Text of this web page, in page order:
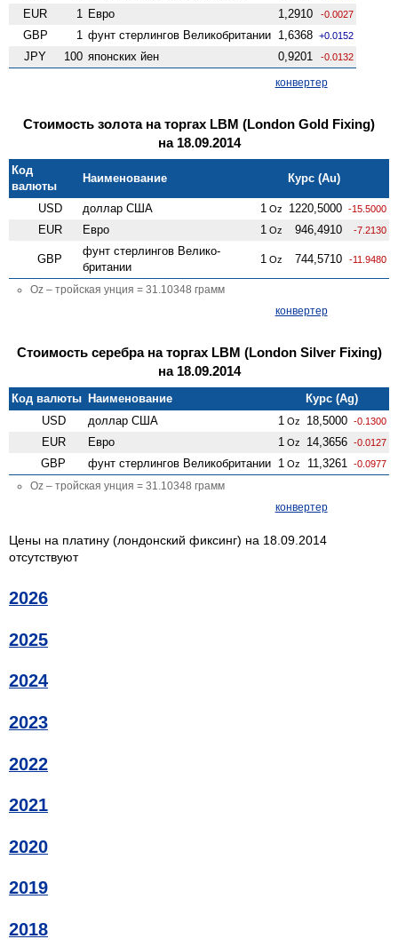
EUR 1 Евро 1,2910 -0.0027
GBP 1 фунт стерлингов Велико­британии 1,6368 +0.0152
JPY 100 японских йен 0,9201 -0.0132
конвертер
Стоимость золота на торгах LBM (London Gold Fixing)
на 18.09.2014
Код
валюты
Наименование Курс (Au)
USD доллар США 1 Oz 1220,5000 -15.5000
EUR Евро 1 Oz 946,4910 -7.2130
GBP
фунт стерлингов Велико­
британии
1 Oz 744,5710 -11.9480
Oz – тройская унция = 31.10348 грамм
конвертер
Стоимость серебра на торгах LBM (London Silver Fixing)
на 18.09.2014
Код валюты Наименование
Курс (Ag)
USD
доллар США 1 Oz 18,5000 -0.1300
EUR Евро 1 Oz 14,3656 -0.0127
GBP фунт стерлингов Велико­британии 1 Oz 11,3261 -0.0977
Oz – тройская унция = 31.10348 грамм
конвертер
Цены на платину (лондонский фиксинг) на 18.09.2014
отсутствуют
2026
2025
2024
2023
2022
2021
2020
2019
2018